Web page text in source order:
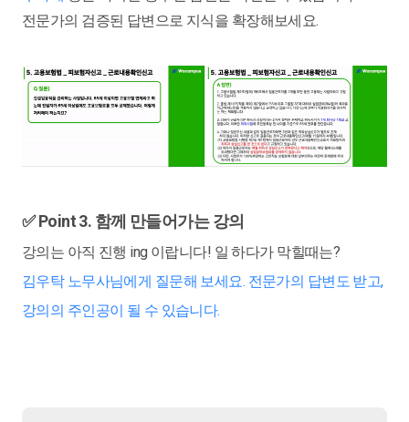
전문가의 검증된 답변으로 지식을 확장해보세요.
✅ Point 3. 함께 만들어가는 강의
강의는 아직 진행 ing 이랍니다! 일 하다가 막힐때는?
김우탁 노무사님에게 질문해 보세요. 전문가의 답변도 받고,
강의의 주인공이 될 수 있습니다.